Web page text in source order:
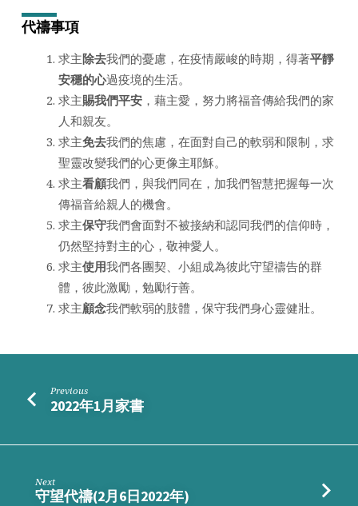
代禱事項
求主除去我們的憂慮，在疫情嚴峻的時期，得著平靜
安穩的心過疫境的生活。
求主賜我們平安，藉主愛，努力將福音傳給我們的家
人和親友。
求主免去我們的焦慮，在面對自己的軟弱和限制，求
聖靈改變我們的心更像主耶穌。
求主看顧我們，與我們同在，加我們智慧把握每一次
傳福音給親人的機會。
求主保守我們會面對不被接納和認同我們的信仰時，
仍然堅持對主的心，敬神愛人。
求主使用我們各團契、小組成為彼此守望禱告的群
體，彼此激勵，勉勵行善。
求主顧念我們軟弱的肢體，保守我們身心靈健壯。
Previous
2022年1月家書
Next
守望代禱(2月6日2022年)